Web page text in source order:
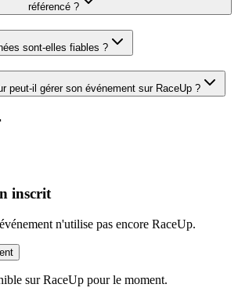
référencé ?
sont-elles fiables ?
peut-il gérer son événement sur RaceUp ?
inscrit
n'utilise pas encore RaceUp.
sur RaceUp pour le moment.